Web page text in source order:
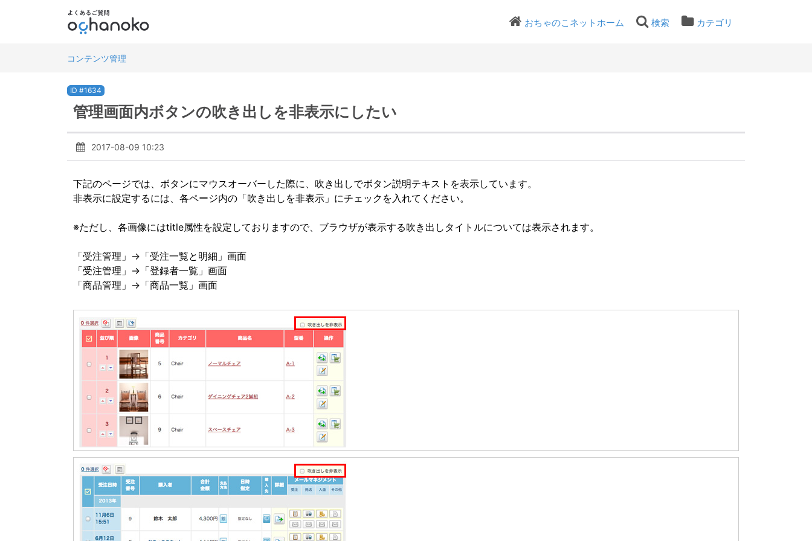
おちゃのこネットホーム 検索 カテゴリ
コンテンツ管理
ID #1634
管理画面内ボタンの吹き出しを非表示にしたい
2017-08-09 10:23
下記のページでは、ボタンにマウスオーバーした際に、吹き出しでボタン説明テキストを表示しています。
非表示に設定するには、各ページ内の「吹き出しを非表示」にチェックを入れてください。
※ただし、各画像にはtitle属性を設定しておりますので、ブラウザが表示する吹き出しタイトルについては表示されます。
「受注管理」→「受注一覧と明細」画面
「受注管理」→「登録者一覧」画面
「商品管理」→「商品一覧」画面